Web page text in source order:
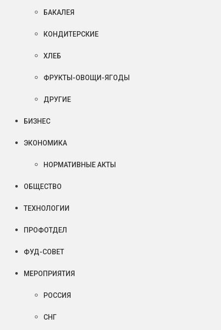
БАКАЛЕЯ
КОНДИТЕРСКИЕ
ХЛЕБ
ФРУКТЫ-ОВОЩИ-ЯГОДЫ
ДРУГИЕ
БИЗНЕС
ЭКОНОМИКА
НОРМАТИВНЫЕ АКТЫ
ОБЩЕСТВО
ТЕХНОЛОГИИ
ПРОФОТДЕЛ
ФУД-СОВЕТ
МЕРОПРИЯТИЯ
РОССИЯ
СНГ